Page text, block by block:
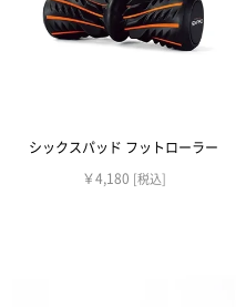
シックスパッド フットローラー
￥4,180 [税込]